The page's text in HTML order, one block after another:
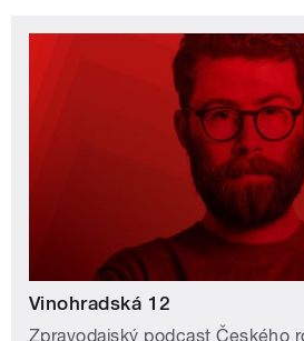
Vinohradská 12
Zpravodajský podcast Českého